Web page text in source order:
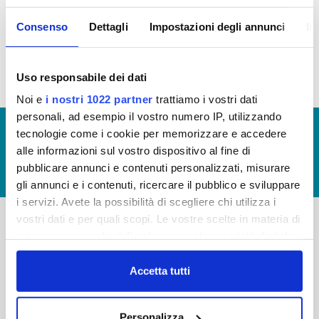
Consenso Dettagli Impostazioni degli annunci
Uso responsabile dei dati
Noi e i nostri 1022 partner trattiamo i vostri dati
personali, ad esempio il vostro numero IP, utilizzando
tecnologie come i cookie per memorizzare e accedere
alle informazioni sul vostro dispositivo al fine di
pubblicare annunci e contenuti personalizzati, misurare
gli annunci e i contenuti, ricercare il pubblico e sviluppare
i servizi. Avete la possibilità di scegliere chi utilizza i
vostri dati e per quali scopi. Le vostre scelte in materia di
in cui avete effettuato le vostre scelte. È possibile
modificare o revocare il proprio consenso in qualsiasi
momento dalla Dichiarazione sui cookie o facendo clic
Accetta tutti
Bilancio 2022(Visualizzazione Documentazione)
© Copyright 2017 - 2026
GLOSSARIO
GIUDICA IL SERVIZIO
LAVORA CON NOI
-
50126 Fi
-
FAQ
PRIVACY POLICY
NOTE LEGALI